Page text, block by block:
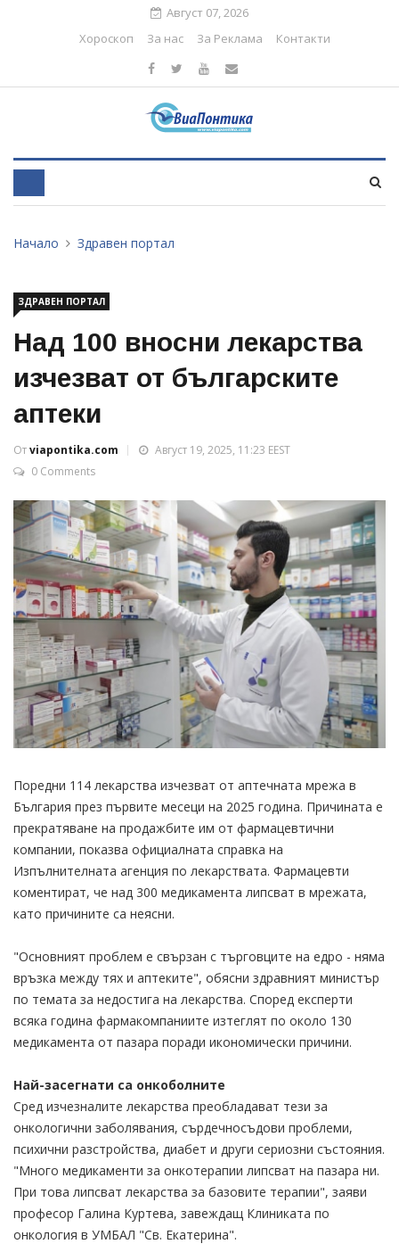
Август 07, 2026
Хороскоп
За нас За Реклама Контакти
Начало Здравен портал
ЗДРАВЕН ПОРТАЛ
Над 100 вносни лекарства
изчезват от българските
аптеки
Отviapontika.com
Август 19, 2025, 11:23 EEST
0 Comments
Поредни 114 лекарства изчезват от аптечната мрежа в
България през първите месеци на 2025 година. Причината е
прекратяване на продажбите им от фармацевтични
компании, показва официалната справка на
Изпълнителната агенция по лекарствата. Фармацевти
коментират, че над 300 медикамента липсват в мрежата,
като причините са неясни.
"Основният проблем е свързан с търговците на едро - няма
връзка между тях и аптеките", обясни здравният министър
по темата за недостига на лекарства. Според експерти
всяка година фармакомпаниите изтеглят по около 130
медикамента от пазара поради икономически причини.
Най-засегнати са онкоболните
Сред изчезналите лекарства преобладават тези за
онкологични заболявания, сърдечносъдови проблеми,
психични разстройства, диабет и други сериозни състояния.
"Много медикаменти за онкотерапии липсват на пазара ни.
При това липсват лекарства за базовите терапии", заяви
професор Галина Куртева, завеждащ Клиниката по
онкология в УМБАЛ "Св. Екатерина".